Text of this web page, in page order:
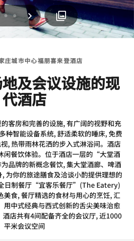
页
12 下一页
庄城市中心福朋喜来登酒店
及会议设施的现
代酒店
客房和完善的设施, 有广阔的视野和充
种智能设备系统, 舒适柔软的睡床, 免费
, 热带⾬林花洒的步⼊式淋浴间。酒店
闲餐饮体验。位于酒店一层的“大堂酒
品牌的新概念餐饮, 集大堂酒廊、啤酒
为你的旅途膳食及洽谈小酌提供理想的
日制餐厅“宜客乐餐厅”(The Eatery)
美食, 餐厅精选的食材与用心的烹饪, 汇
用中式经典与西式创新的舌尖美味治愈
店共有4间配备齐全的会议厅, 近1000
平米会议空间